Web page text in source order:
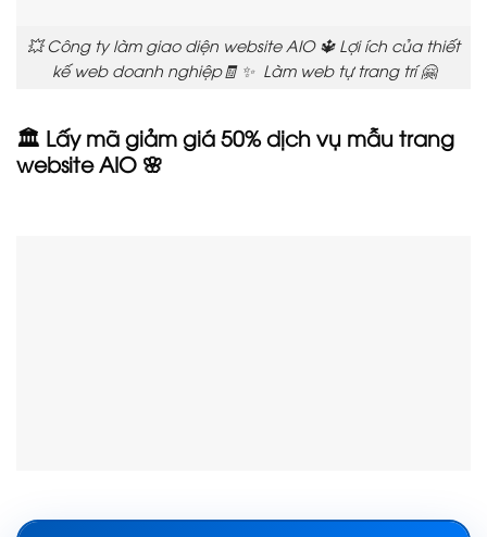
💥 Công ty làm giao diện website AIO 🔱 Lợi ích của thiết
kế web doanh nghiệp🧾 ✨ Làm web tự trang trí 🤗
🏛️ Lấy mã giảm giá 50% dịch vụ mẫu trang
website AIO 🌸